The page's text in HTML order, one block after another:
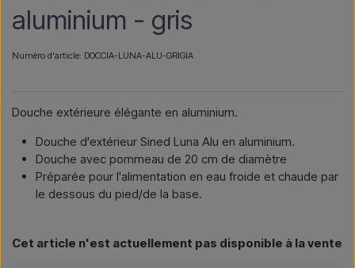
aluminium - gris
Numéro d'article: DOCCIA-LUNA-ALU-GRIGIA
Douche extérieure élégante en aluminium.
Douche d'extérieur Sined Luna Alu en aluminium.
Douche avec pommeau de 20 cm de diamètre
Préparée pour l'alimentation en eau froide et chaude par
le dessous du pied/de la base.
Cet article n'est actuellement pas disponible à la vente